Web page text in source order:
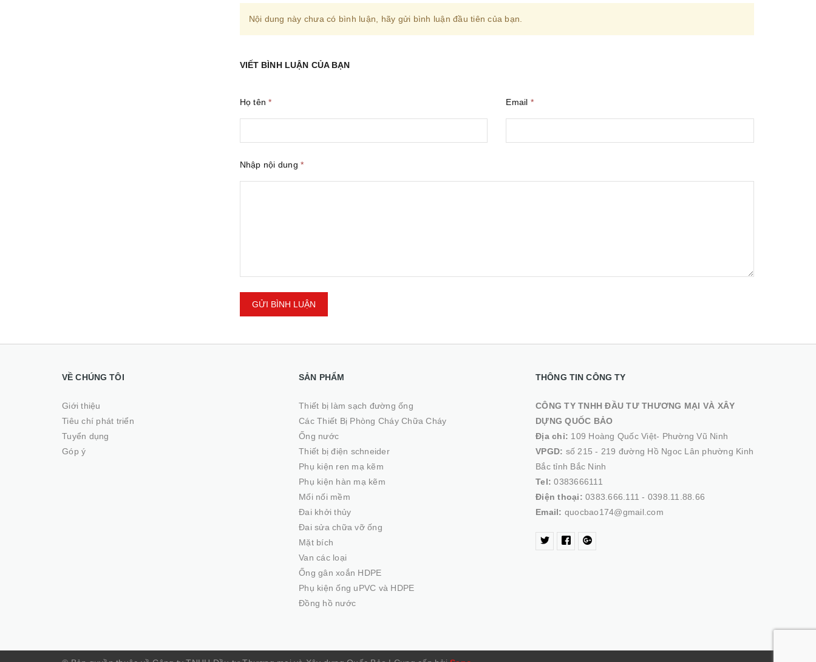
Nội dung này chưa có bình luận, hãy gửi bình luận đầu tiên của bạn.
VIẾT BÌNH LUẬN CỦA BẠN
Họ tên* Email *
Nhập nội dung *
GỬI BÌNH LUẬN
VỀ CHÚNG TÔI
Giới thiệu
Tiêu chí phát triển
Tuyển dụng
Góp ý
SẢN PHẨM
Thiết bị làm sạch đường ống
Các Thiết Bị Phòng Cháy Chữa Cháy
Ống nước
Thiết bị điện schneider
Phụ kiện ren mạ kẽm
Phụ kiện hàn mạ kẽm
Mối nối mềm
Đai khởi thủy
Đai sửa chữa vỡ ống
Mặt bích
Van các loại
Ống gân xoắn HDPE
Phụ kiện ống uPVC và HDPE
Đồng hồ nước
THÔNG TIN CÔNG TY
CÔNG TY TNHH ĐẦU TƯ THƯƠNG MẠI VÀ XÂY
DỰNG QUỐC BẢO
Địa chỉ: 109 Hoàng Quốc Việt- Phường Vũ Ninh
VPGD: số 215 - 219 đường Hồ Ngoc Lân phường Kinh
Bắc tỉnh Bắc Ninh
Tel:0383666111
Điện thoại: 0383.666.111 - 0398.11.88.66
Email: quocbao174@gmail.com